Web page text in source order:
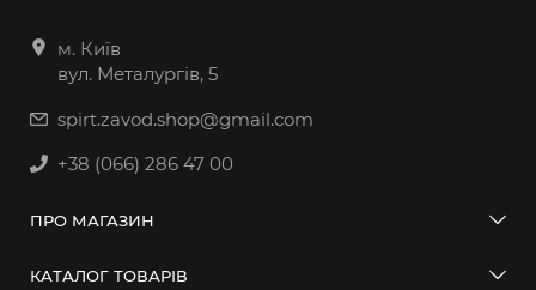
м. Київ
вул. Металургів, 5
spirt.zavod.shop@gmail.com
+38 (066) 286 47 00
ПРО МАГАЗИН
КАТАЛОГ ТОВАРІВ